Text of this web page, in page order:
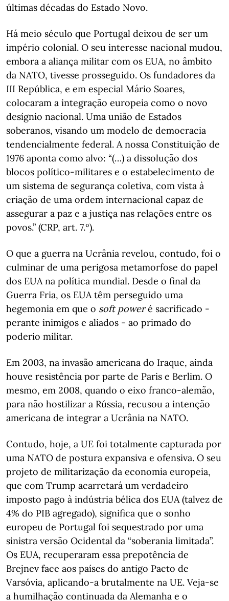
últimas décadas do Estado Novo.
Há meio século que Portugal deixou de ser um
império colonial. O seu interesse nacional mudou,
embora a aliança militar com os EUA, no âmbito
da NATO, tivesse prosseguido. Os fundadores da
III República, e em especial Mário Soares,
colocaram a integração europeia como o novo
desígnio nacional. Uma união de Estados
soberanos, visando um modelo de democracia
tendencialmente federal. A nossa Constituição de
1976 aponta como alvo: “(…) a dissolução dos
blocos político-militares e o estabelecimento de
um sistema de segurança coletiva, com vista à
criação de uma ordem internacional capaz de
assegurar a paz e a justiça nas relações entre os
povos.” (CRP, art. 7.º).
O que a guerra na Ucrânia revelou, contudo, foi o
culminar de uma perigosa metamorfose do papel
dos EUA na política mundial. Desde o final da
Guerra Fria, os EUA têm perseguido uma
hegemonia em que o soft poweré sacrificado -
perante inimigos e aliados - ao primado do
poderio militar.
Em 2003, na invasão americana do Iraque, ainda
houve resistência por parte de Paris e Berlim. O
mesmo, em 2008, quando o eixo franco-alemão,
para não hostilizar a Rússia, recusou a intenção
americana de integrar a Ucrânia na NATO.
Contudo, hoje, a UE foi totalmente capturada por
uma NATO de postura expansiva e ofensiva. O seu
projeto de militarização da economia europeia,
que com Trump acarretará um verdadeiro
imposto pago à indústria bélica dos EUA (talvez de
4% do PIB agregado), significa que o sonho
europeu de Portugal foi sequestrado por uma
sinistra versão Ocidental da “soberania limitada”.
Os EUA, recuperaram essa prepotência de
Brejnev face aos países do antigo Pacto de
Varsóvia, aplicando-a brutalmente na UE. Veja-se
a humilhação continuada da Alemanha e o